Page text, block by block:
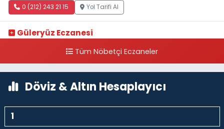
0 (212) 243 21 15 Yol Tarifi Al
Güleryüz Eczanesi
kalaycıbahçe Meydana DoğruTüm Nöbetçi Eczaneler
Döviz & Altın Hesaplayıcı